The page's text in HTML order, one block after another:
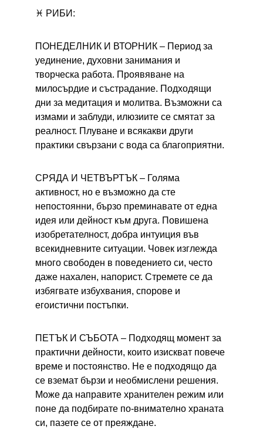
♓ РИБИ:
ПОНЕДЕЛНИК И ВТОРНИК – Период за
уединение, духовни занимания и
творческа работа. Проявяване на
милосърдие и състрадание. Подходящи
дни за медитация и молитва. Възможни са
измами и заблуди, илюзиите се смятат за
реалност. Плуване и всякакви други
практики свързани с вода са благоприятни.
СРЯДА И ЧЕТВЪРТЪК – Голяма
активност, но е възможно да сте
непостоянни, бързо преминавате от една
идея или дейност към друга. Повишена
изобретателност, добра интуиция във
всекидневните ситуации. Човек изглежда
много свободен в поведението си, често
даже нахален, напорист. Стремете се да
избягвате избухвания, спорове и
егоистични постъпки.
ПЕТЪК И СЪБОТА – Подходящ момент за
практични дейности, които изискват повече
време и постоянство. Не е подходящо да
се вземат бързи и необмислени решения.
Може да направите хранителен режим или
поне да подбирате по-внимателно храната
си, пазете се от преяждане.